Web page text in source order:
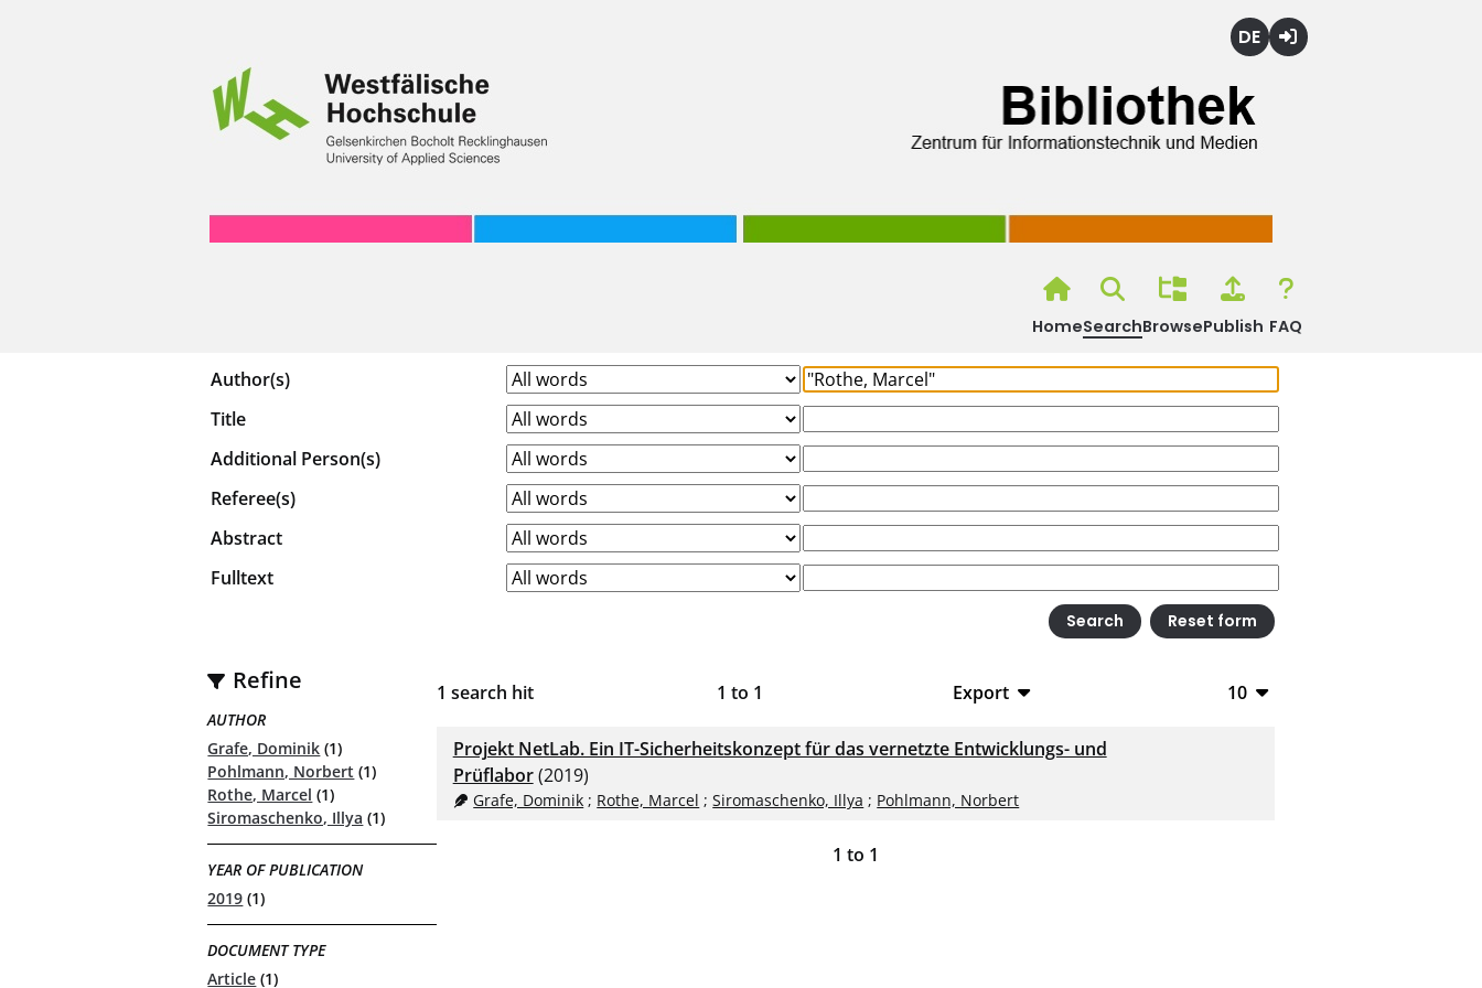
HomeSearchBrowsePublish FAQ
Author(s)
Title
Additional Person(s)
Referee(s)
Abstract
Fulltext
Refine
AUTHOR
Grafe, Dominik (1)
Pohlmann, Norbert (1)
Rothe, Marcel (1)
Siromaschenko, Illya (1)
YEAR OF PUBLICATION
2019 (1)
DOCUMENT TYPE
Article (1)
1 search hit 1 to 1
Export
RIS
10
Projekt NetLab. Ein IT-Sicherheitskonzept für das vernetzte Entwicklungs- und
Prüflabor(2019)
Grafe, Dominik ; Rothe, Marcel ;Siromaschenko, Illya ; Pohlmann, Norbert
1 to 1